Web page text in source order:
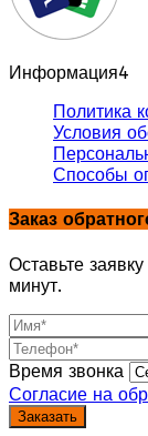
Информация4
Политика
Условия
Способы
Заказ
Оставьте
минут.
Время звонка
Согласие на
Заказать